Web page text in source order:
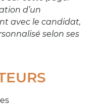
d’un
avec le candidat,
selon ses